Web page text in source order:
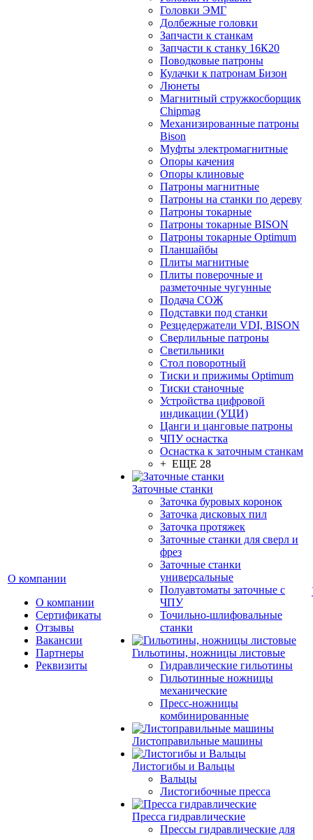
О компании
О компании
Сертификаты
Отзывы
Вакансии
Партнеры
Реквизиты
Головки ЭМГ
Долбежные головки
Запчасти к станкам
Запчасти к станку 16К20
Поводковые патроны
Кулачки к патронам Бизон
Люнеты
Магнитный стружкосборщик
Chipmag
Механизированные патроны
Bison
Муфты электромагнитные
Опоры качения
Опоры клиновые
Патроны магнитные
Патроны на станки по дереву
Патроны токарные
Патроны токарные BISON
Патроны токарные Optimum
Планшайбы
Плиты магнитные
Плиты поверочные и
разметочные чугунные
Подача СОЖ
Подставки под станки
Резцедержатели VDI, BISON
Сверлильные патроны
Светильники
Стол поворотный
Тиски и прижимы Optimum
Тиски станочные
Устройства цифровой
индикации (УЦИ)
Цанги и цанговые патроны
ЧПУ оснастка
Оснастка к заточным станкам
+ ЕЩЕ 28
Заточные станки
Заточка буровых коронок
Заточка дисковых пил
Заточка протяжек
Заточные станки для сверл и
фрез
Заточные станки
универсальные
Полуавтоматы заточные с
ЧПУ
Точильно-шлифовальные
станки
Гильотины, ножницы листовые
Гидравлические гильотины
Гильотинные ножницы
механические
Пресс-ножницы
комбинированные
Листоправильные машины
Листогибы и Вальцы
Вальцы
Листогибочные пресса
Пресса гидравлические
Прессы гидравлические для